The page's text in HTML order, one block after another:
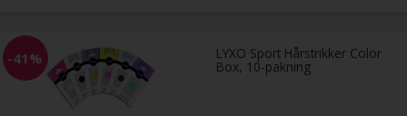
-41% LYXO Sport Hårstrikker Color
Box, 10-pakning